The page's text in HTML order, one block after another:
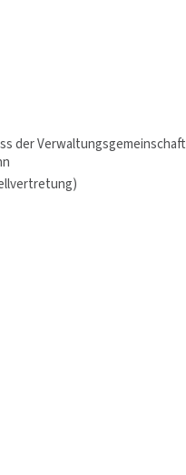
der Verwaltungsgemeinschaft